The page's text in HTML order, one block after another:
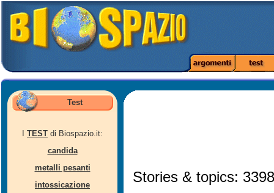
Test
TEST di Biospazio.it:
candida
metalli pesanti
intossicazione
Stories & topics: